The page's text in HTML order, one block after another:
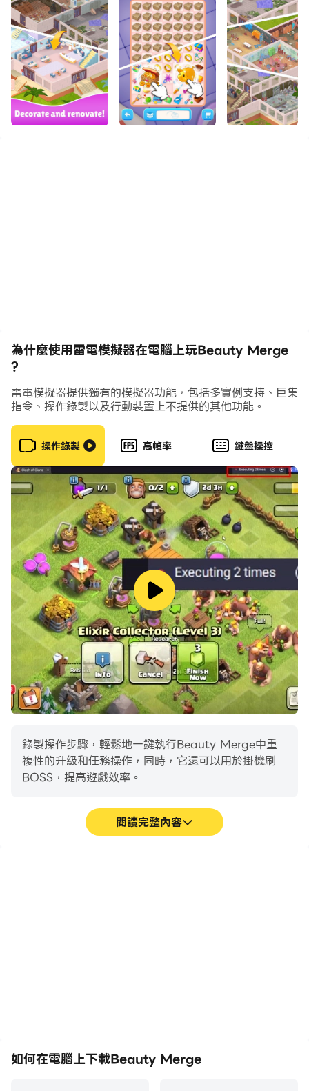
嘗試發現廢棄美容院的不為人知的故事！
史黛拉·史塔克是誰？為什麼她會在事業巔峰時期陷入陰
影？
你能決定誰是你真正的朋友嗎？會不會是西蒙？還是愛麗
絲？
尋找新朋友並幫助他們完成任務。
享受輕鬆的遊戲。
創造自己的未來！全是你的！
為什麼使用雷電模擬器在電腦上玩Beauty Merge
?
雷電模擬器提供獨有的模擬器功能，包括多實例支持、巨集
指令、操作錄製以及行動裝置上不提供的其他功能。
操作錄製 高幀率 鍵盤操控
錄製操作步驟，輕鬆地一鍵執行Beauty Merge中重
複性的升級和任務操作，同時，它還可以用於掛機刷
BOSS，提高遊戲效率。
閱讀完整內容
如何在電腦上下載Beauty Merge